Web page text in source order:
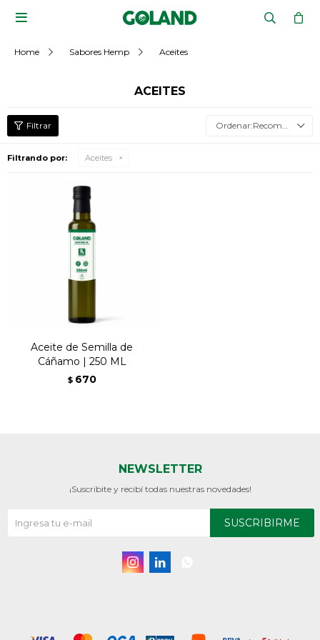

Home Sabores Hemp Aceites
ACEITES
Recomendados
Filtrando por: Aceites
Aceite de Semilla de
Cáñamo | 250 ML
$ 670
NEWSLETTER
¡Suscribite y recibí todas nuestras novedades!
SUSCRIBIRME
 